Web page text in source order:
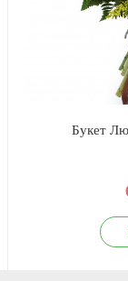
Букет